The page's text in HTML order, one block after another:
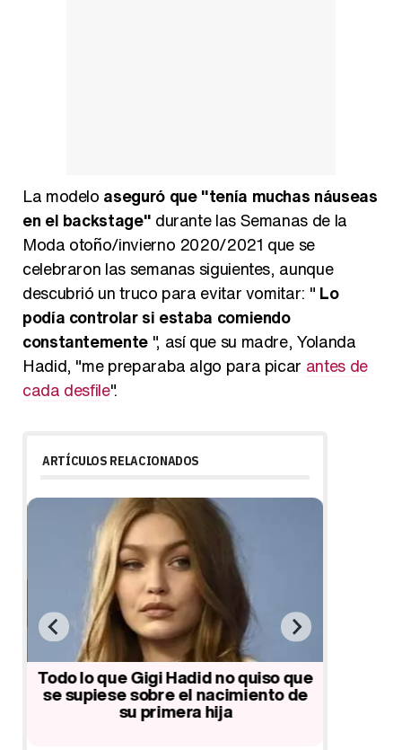
La modelo aseguró que "tenía muchas náuseas
en el backstage" durante las Semanas de la
Moda otoño/invierno 2020/2021 que se
celebraron las semanas siguientes, aunque
descubrió un truco para evitar vomitar: " Lo
podía controlar si estaba comiendo
constantemente", así que su madre, Yolanda
Hadid, "me preparaba algo para picar antes de
cada desfile".
ARTÍCULOS RELACIONADOS
Todo lo que Gigi Hadid no quiso que
se supiese sobre el nacimiento de
su primera hija